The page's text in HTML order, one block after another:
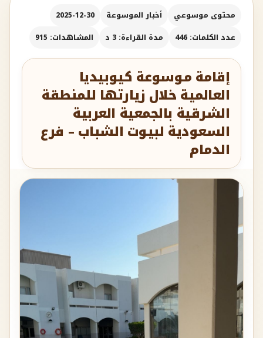
محتوى موسوعي أخبار الموسوعة
2025-12-30
عدد الكلمات: 446
مدة القراءة: 3 د المشاهدات: 915
إقامة موسوعة كيوبيديا
العالمية خلال زيارتها للمنطقة
الشرقية بالجمعية العربية
السعودية لبيوت الشباب – فرع
الدمام